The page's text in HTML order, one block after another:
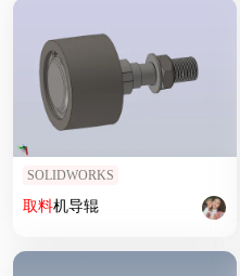
SOLIDWORKS
取料机导辊